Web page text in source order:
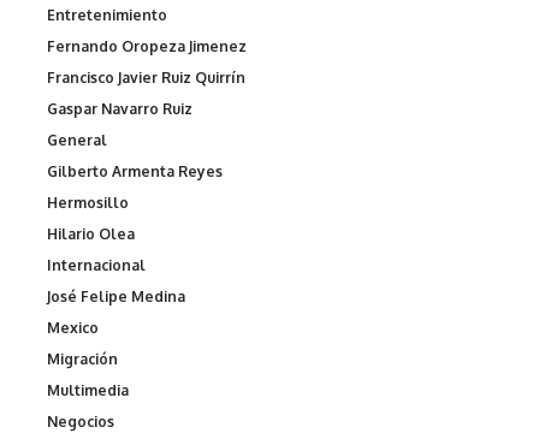
Entretenimiento
Fernando Oropeza Jimenez
Francisco Javier Ruiz Quirrín
Gaspar Navarro Ruiz
General
Gilberto Armenta Reyes
Hermosillo
Hilario Olea
Internacional
José Felipe Medina
Mexico
Migración
Multimedia
Negocios